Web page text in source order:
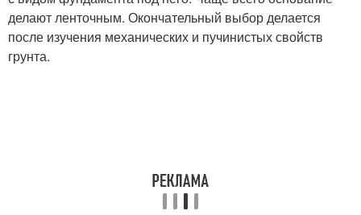
делают ленточным. Окончательный выбор делается
после изучения механических и пучинистых свойств
грунта.